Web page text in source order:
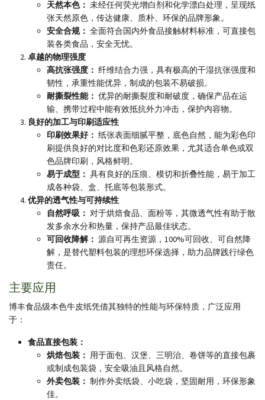
天然本色： 未经任何荧光增白剂和化学漂白处理，呈现纸
张天然原色，传达健康、质朴、环保的品牌形象。
安全合规： 全面符合国内外食品接触材料标准，可直接包
装各类食品，安全无忧。
卓越的物理强度
高抗张强度： 纤维结合力强，具有极高的干湿抗张强度和
韧性，承重性能优异，制成的包装不易破损。
耐撕裂性能： 优异的耐撕裂度和耐破度，确保产品在运
输、携带过程中能有效抵抗外力冲击，保护内容物。
良好的加工与印刷适应性
印刷效果好： 纸张表面细腻平整，底色自然，能为彩色印
刷提供良好的对比度和色彩还原效果，尤其适合单色或双
色品牌印刷，风格鲜明。
易于成型： 具有良好的压痕、模切和折叠性能，易于加工
成各种袋、盒、托底等包装形式。
优异的透气性与可持续性
自然呼吸： 对于烘焙食品、面粉等，其微透气性有助于散
发多余水分和热量，保持产品最佳状态。
可回收降解： 源自可再生资源， 100%可回收、可自然降
解，是替代塑料包装的理想环保选择，助力品牌践行绿色
责任。
主要应用
博丰食品级本色牛皮纸凭借其独特的性能与环保特质，广泛应用
于：
食品直接包装：
烘焙包装： 用于面包、汉堡、三明治、卷饼等的直接包裹
或制成包装袋，安全吸油且风格自然。
外卖包装： 制作外卖纸袋、小吃袋，坚固耐用，环保形象
佳。